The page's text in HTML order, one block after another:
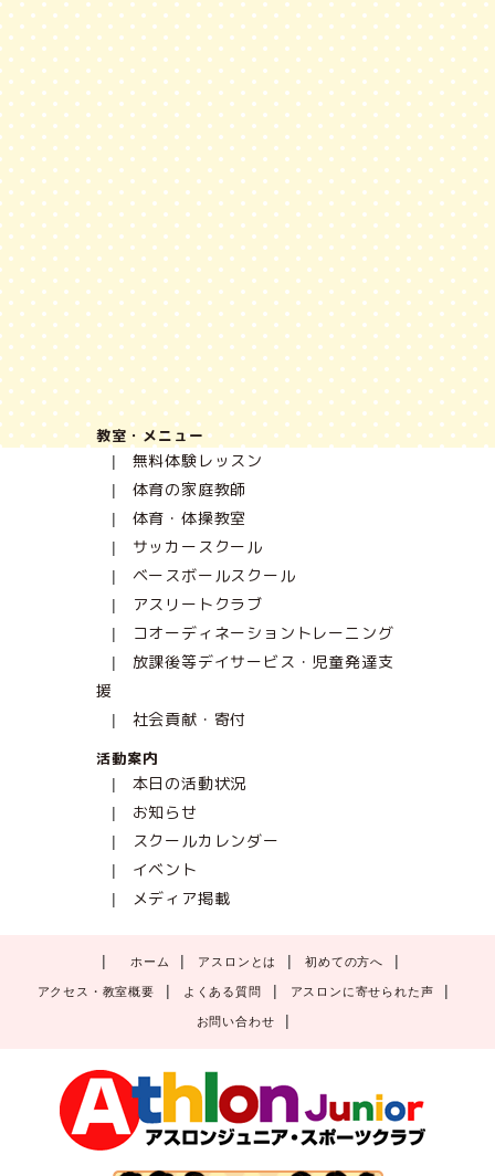
教室・メニュー
無料体験レッスン
体育の家庭教師
体育・体操教室
サッカースクール
ベースボールスクール
アスリートクラブ
コオーディネーショントレーニング
放課後等デイサービス・児童発達支
援
社会貢献・寄付
活動案内
本日の活動状況
お知らせ
スクールカレンダー
イベント
メディア掲載
ホーム アスロンとは 初めての方へ
アクセス・教室概要 よくある質問 アスロンに寄せられた声
お問い合わせ